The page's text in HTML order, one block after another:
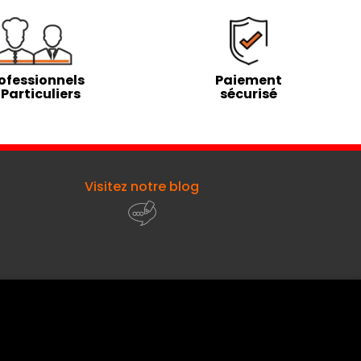
Particuliers
Paiement
sécurisé
Visitez notre blog